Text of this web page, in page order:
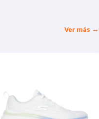
Ver más →